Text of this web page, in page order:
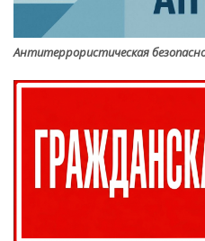
Антитеррористическая